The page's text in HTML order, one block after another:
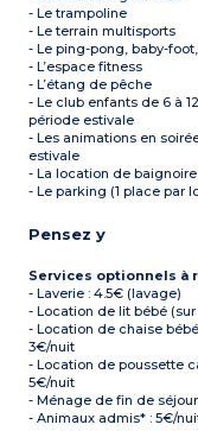
- Le trampoline
- Le terrain multisports
- Le ping-pong, baby-
- L’espace fitness
- L’étang de pêche
- Le club enfants de 6 à
période estivale
- Les animations en
estivale
- La location de
- Le parking (1 place par
Pensez y
Services optionnels à
- Laverie : 4.5€ (lavage)
- Location de lit bébé
- Location de chaise
3€/nuit
- Location de poussette
5€/nuit
- Ménage de fin de
- Animaux admis* : 5€/